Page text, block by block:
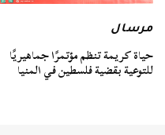
مرسال
حياة كريمة تنظم مؤتمرًا جماهيريًا
للتوعية بقضية فلسطين في المنيا